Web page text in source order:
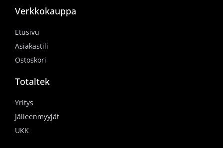
Verkkokauppa
Etusivu
Asiakastili
Ostoskori
Totaltek
Yritys
Jälleenmyyjät
UKK